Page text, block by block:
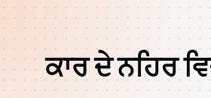
ਕਾਰ ਦੇ ਨਹਿਰ